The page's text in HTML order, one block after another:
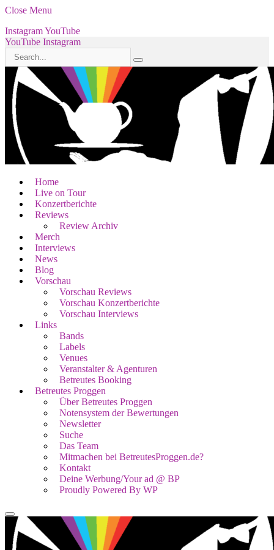
Close Menu
InstagramYouTube
YouTube Instagram
Home
Live on Tour
Konzertberichte
Reviews
Review Archiv
Merch
Interviews
News
Blog
Vorschau
Vorschau Reviews
Vorschau Konzertberichte
Vorschau Interviews
Links
Bands
Labels
Venues
Veranstalter & Agenturen
Betreutes Booking
Betreutes Proggen
Über Betreutes Proggen
Notensystem der Bewertungen
Newsletter
Suche
Das Team
Mitmachen bei BetreutesProggen.de?
Kontakt
Deine Werbung/Your ad @ BP
Proudly Powered By WP